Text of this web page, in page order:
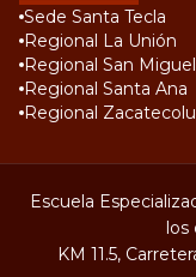
Sede Santa Tecla
Regional La Unión
Regional San Miguel
Regional Santa Ana
Regional
Escuela
los
KM 11.5,